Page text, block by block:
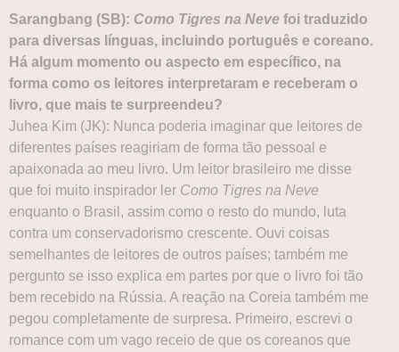
Sarangbang (SB): Como Tigres na Neve foi traduzido
para diversas línguas, incluindo português e coreano.
Há algum momento ou aspecto em específico, na
forma como os leitores interpretaram e receberam o
livro, que mais te surpreendeu?
Juhea Kim (JK): Nunca poderia imaginar que leitores de
diferentes países reagiriam de forma tão pessoal e
apaixonada ao meu livro. Um leitor brasileiro me disse
que foi muito inspirador ler Como Tigres na Neve
enquanto o Brasil, assim como o resto do mundo, luta
contra um conservadorismo crescente. Ouvi coisas
semelhantes de leitores de outros países; também me
pergunto se isso explica em partes por que o livro foi tão
bem recebido na Rússia. A reação na Coreia também me
pegou completamente de surpresa. Primeiro, escrevi o
romance com um vago receio de que os coreanos que